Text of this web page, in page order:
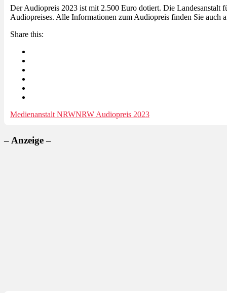
Der Audiopreis 2023 ist mit 2.500 Euro dotiert. Die Landesanstalt
Audiopreises. Alle Informationen zum Audiopreis finden Sie auch
Share this:
Medienanstalt NRWNRW Audiopreis 2023
– Anzeige –